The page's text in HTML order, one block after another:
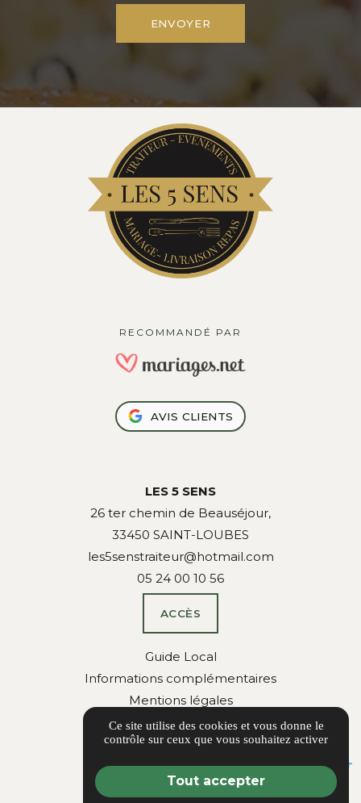
RECOMMANDÉ PAR
AVIS CLIENTS
LES 5 SENS
26 ter chemin de Beauséjour,
33450 SAINT-LOUBES
les5senstraiteur@hotmail.com
05 24 00 10 56
ACCÈS
Guide Local
Informations complémentaires
Mentions légales
Politique de confidentialité
Gestion des cookies
Ce site utilise des cookies et vous donne le
contrôle sur ceux que vous souhaitez activer
Tout accepter